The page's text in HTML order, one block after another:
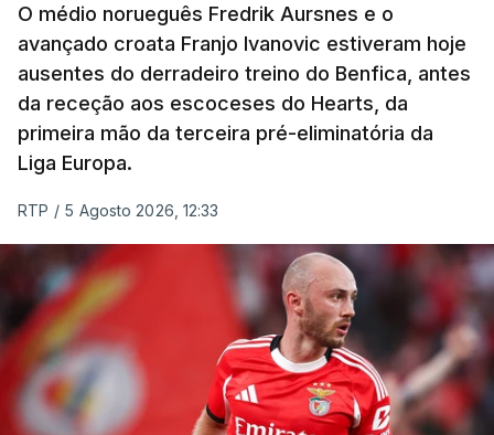
mais rápido, a sete segundos, enquanto o italiano
Luca Giaimi (UAE Emirates) e o russo Artem Nych
(Anicolor-Campicarn), vencedor das últimas duas
edições da Volta, terminaram na quarta e quinta
posições, respetivamente, a nove e 14 segundos.
Na quinta-feira, o pelotão vai percorrer os 157,1
primeira das 10 etapas da 87.ª edição, com duas
contagens de terceira categoria nos derradeiros
50 quilómetros.
TÓPICOS
Lourinhã Queluz Madison
O médio norueguês Fredrik Aursnes e o
avançado croata Franjo Ivanovic estiveram hoje
ausentes do derradeiro treino do Benfica, antes
da receção aos escoceses do Hearts, da
primeira mão da terceira pré-eliminatória da
Liga Europa.
RTP / 5 Agosto 2026, 12:33